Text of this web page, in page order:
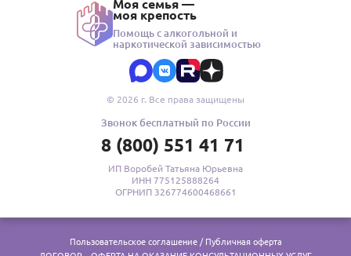
Моя семья —
моя крепость
Помощь с алкогольной и
наркотической зависимостью
© 2026 г. Все права защищены
Звонок бесплатный по России
8 (800) 551 41 71
ИП Воробей Татьяна Юрьевна
ИНН 775125888264
ОГРНИП 326774600468661
Пользовательское соглашение / Публичная оферта